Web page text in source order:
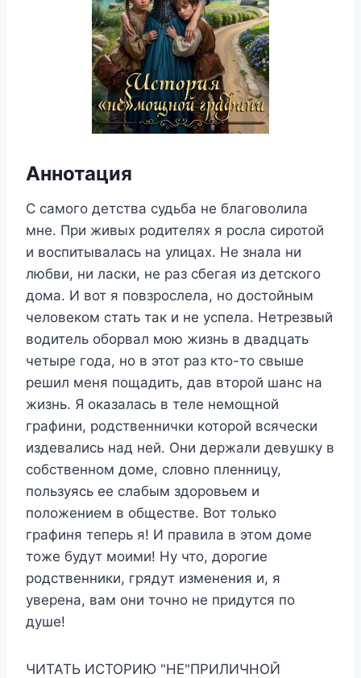
Аннотация
С самого детства судьба не благоволила
мне. При живых родителях я росла сиротой
и воспитывалась на улицах. Не знала ни
любви, ни ласки, не раз сбегая из детского
дома. И вот я повзрослела, но достойным
человеком стать так и не успела. Нетрезвый
водитель оборвал мою жизнь в двадцать
четыре года, но в этот раз кто-то свыше
решил меня пощадить, дав второй шанс на
жизнь. Я оказалась в теле немощной
графини, родственнички которой всячески
издевались над ней. Они держали девушку в
собственном доме, словно пленницу,
пользуясь ее слабым здоровьем и
положением в обществе. Вот только
графиня теперь я! И правила в этом доме
тоже будут моими! Ну что, дорогие
родственники, грядут изменения и, я
уверена, вам они точно не придутся по
душе!
ЧИТАТЬ ИСТОРИЮ "НЕ"ПРИЛИЧНОЙ